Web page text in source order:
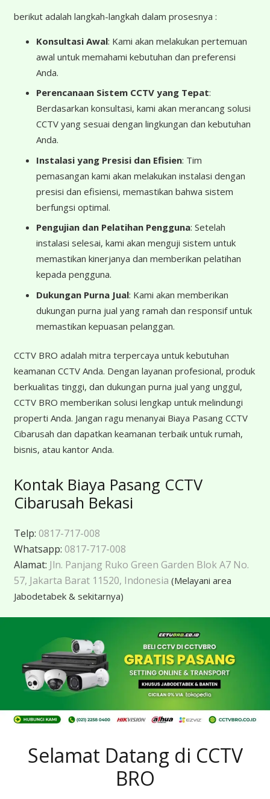
berikut adalah langkah-langkah dalam prosesnya :
Konsultasi Awal: Kami akan melakukan pertemuan
awal untuk memahami kebutuhan dan preferensi
Anda.
Perencanaan Sistem CCTV yang Tepat:
Berdasarkan konsultasi, kami akan merancang solusi
CCTV yang sesuai dengan lingkungan dan kebutuhan
Anda.
Instalasi yang Presisi dan Efisien: Tim
pemasangan kami akan melakukan instalasi dengan
presisi dan efisiensi, memastikan bahwa sistem
berfungsi optimal.
Pengujian dan Pelatihan Pengguna: Setelah
instalasi selesai, kami akan menguji sistem untuk
memastikan kinerjanya dan memberikan pelatihan
kepada pengguna.
Dukungan Purna Jual: Kami akan memberikan
dukungan purna jual yang ramah dan responsif untuk
memastikan kepuasan pelanggan.
CCTV BRO adalah mitra terpercaya untuk kebutuhan
keamanan CCTV Anda. Dengan layanan profesional, produk
berkualitas tinggi, dan dukungan purna jual yang unggul,
CCTV BRO memberikan solusi lengkap untuk melindungi
properti Anda. Jangan ragu menanyai Biaya Pasang CCTV
Cibarusah dan dapatkan keamanan terbaik untuk rumah,
bisnis, atau kantor Anda.
Kontak Biaya Pasang CCTV
Cibarusah Bekasi
Telp: 0817-717-008
Whatsapp: 0817-717-008
Alamat: Jln. Panjang Ruko Green Garden Blok A7 No.
57, Jakarta Barat 11520, Indonesia (Melayani area
Jabodetabek & sekitarnya)
Selamat Datang di CCTV
BRO